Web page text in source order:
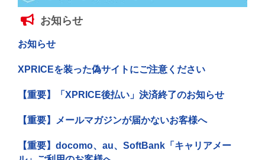
お知らせ
お知らせ
XPRICEを装った偽サイトにご注意ください
【重要】「XPRICE後払い」決済終了のお知らせ
【重要】メールマガジンが届かないお客様へ
【重要】docomo、au、SoftBank「キャリアメー